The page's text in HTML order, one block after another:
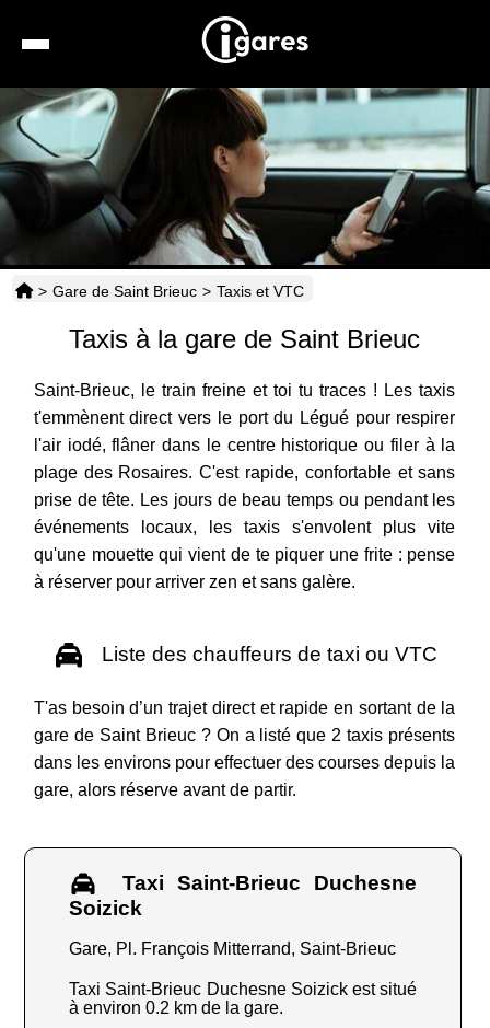
Recherche
Location de voiture
Hôtels
Taxis
> Gare de Saint Brieuc > Taxis et VTC
Taxis à la gare de Saint Brieuc
Saint-Brieuc, le train freine et toi tu traces ! Les taxis
t'emmènent direct vers le port du Légué pour respirer
l'air iodé, flâner dans le centre historique ou filer à la
plage des Rosaires. C'est rapide, confortable et sans
prise de tête. Les jours de beau temps ou pendant les
événements locaux, les taxis s'envolent plus vite
qu'une mouette qui vient de te piquer une frite : pense
à réserver pour arriver zen et sans galère.
Liste des chauffeurs de taxi ou VTC
T'as besoin d’un trajet direct et rapide en sortant de la
gare de Saint Brieuc ? On a listé que 2 taxis présents
dans les environs pour effectuer des courses depuis la
gare, alors réserve avant de partir.
Taxi Saint-Brieuc Duchesne
Soizick
Gare, Pl. François Mitterrand, Saint-Brieuc
Taxi Saint-Brieuc Duchesne Soizick est situé
à environ 0.2 km de la gare.